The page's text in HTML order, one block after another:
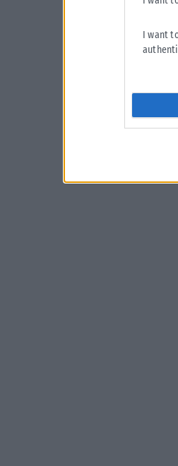
I want